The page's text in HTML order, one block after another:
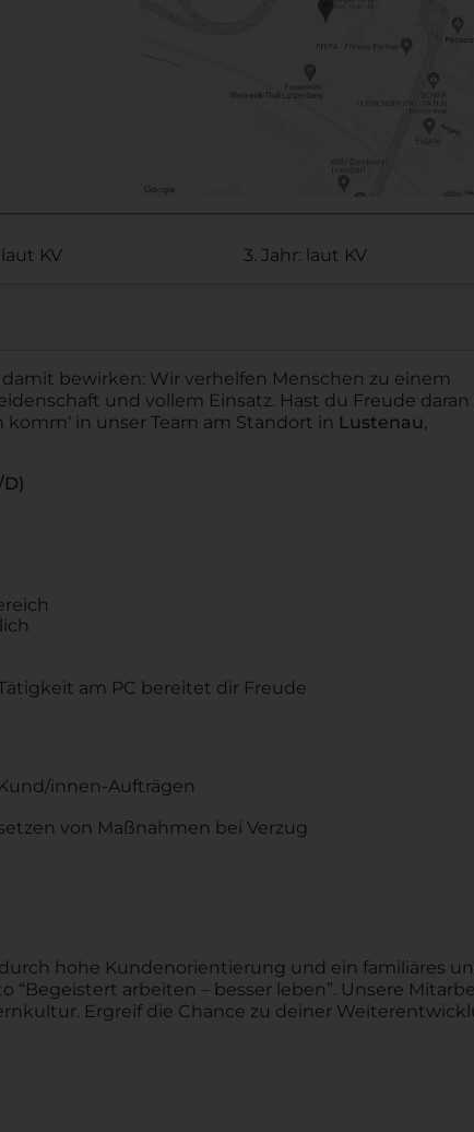
laut KV 3. Jahr: laut KV
bewirken: Wir verhelfen Menschen zu einem
und vollem Einsatz. Hast du Freude daran
in unser Team am Standort in Lustenau,
am PC bereitet dir Freude
innen-Aufträgen
von Maßnahmen bei Verzug
hohe Kundenorientierung und ein familiäres
“Begeistert arbeiten – besser leben”. Unsere
Ergreif die Chance zu deiner